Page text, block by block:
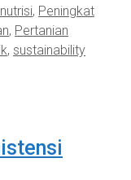
, Peningkat
, Pertanian
, sustainability